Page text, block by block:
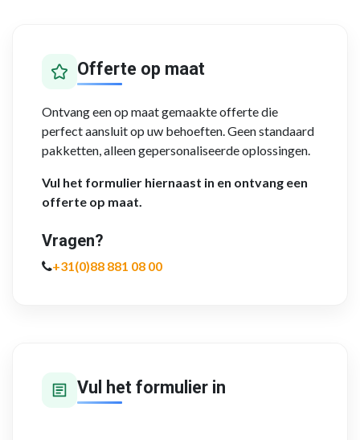
Offerte op maat
Ontvang een op maat gemaakte offerte die
perfect aansluit op uw behoeften. Geen standaard
pakketten, alleen gepersonaliseerde oplossingen.
Vul het formulier hiernaast in en ontvang een
offerte op maat.
Vragen?
+31(0)88 881 08 00
Vul het formulier in